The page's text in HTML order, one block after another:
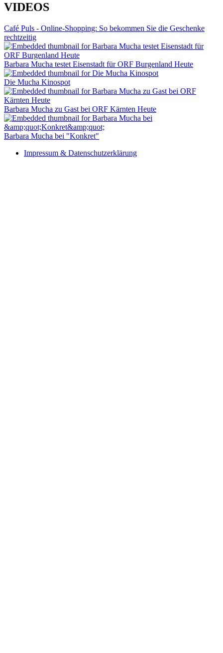
VIDEOS
Café Puls - Online-Shopping: So bekommen Sie die Geschenke
rechtzeitig
Barbara Mucha testet Eisenstadt für ORF Burgenland Heute
Die Mucha Kinospot
Barbara Mucha zu Gast bei ORF Kärnten Heute
Barbara Mucha bei "Konkret"
Impressum & Datenschutzerklärung